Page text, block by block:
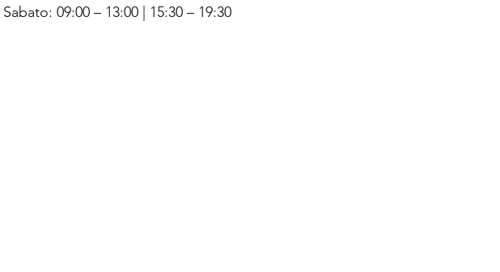
Sabato: 09:00 – 13:00 | 15:30 – 19:30